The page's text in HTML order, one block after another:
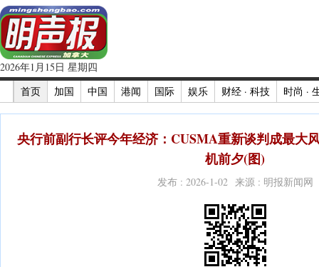
2026年1月15日 星期四
首页
加国 中国 港闻 国际 娱乐 财经 · 科技 时尚 ·
央行前副行长评今年经济：CUSMA重新谈判成最大
机前夕(图)
发布 : 2026-1-02 来源 : 明报新闻网